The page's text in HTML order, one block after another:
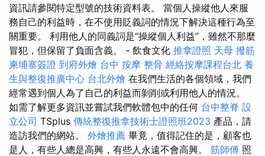
資訊請參閱特定型號的技術資料表。 當個人操縱他人來服
務自己的利益時，在不使用貶義詞的情況下解決這種行為至
關重要。 利用他人的同義詞是“操縱個人利益”，雖然不那麼
冒犯，但保留了負面含義。 - 飲食文化 推拿證照 天母 撥筋
柬埔寨簽證 到府外燴 台中 按摩 整骨 經絡按摩課程台北 養
生與整復推廣中心 台北外燴 在我們生活的各個領域，我們
經常遇到個人為了自己的利益而剝削或利用他人的情況。
如需了解更多資訊並嘗試我們軟體包中的任何 台中整脊 設
立公司 TSplus 傳統整復推拿技術士證照班2023 產品，請
造訪我們的網站。 外燴推薦 畢竟，值得記住的是，顧客也
是人，有些人總是高興，有些人永遠不會高興。 筋師傅 照